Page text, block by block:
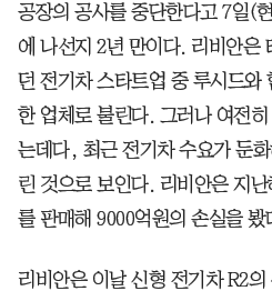
공장의 공사를 중단한다고 7일(
에 나선지 2년 만이다. 리비안은
던 전기차 스타트업 중 루시드와
한 업체로 불린다. 그러나 여전
는데다, 최근 전기차 수요가 둔
린 것으로 보인다. 리비안은 지
를 판매해 9000억원의 손실을 봤
리비안은 이날 신형 전기차 R2